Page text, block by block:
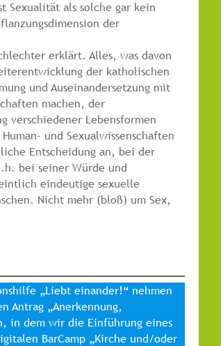
Sexualität als solche gar kein
der
erklärt. Alles, was davon
der katholischen
und Auseinandersetzung mit
machen, der
verschiedener Lebensformen
und Sexualwissenschaften
Entscheidung an, bei der
bei seiner Würde und
eindeutige sexuelle
Nicht mehr (bloß) um Sex,
„Liebt einander!“ nehmen
Antrag „Anerkennung,
in dem wir die Einführung eines
BarCamp „Kirche und/oder